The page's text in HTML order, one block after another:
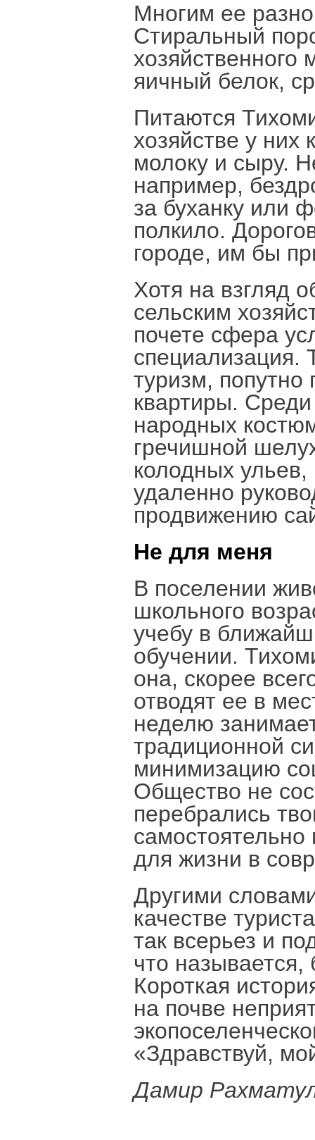
Многим ее
Стиральный
яичный белок,
Питаются
хозяйстве у них
молоку и сыру.
например,
за буханку или
полкило.
городе, им бы
Хотя на взгляд
сельским
почете сфера
специализация.
туризм, попутно
квартиры.
народных
гречишной
колодных
удаленно
продвижению
Не для меня
В поселении
школьного
учебу в
обучении.
она, скорее
отводят ее в
неделю
традиционной
минимизацию
Общество не
перебрались
для жизни в
Другими
качестве
так всерьез и
что называется,
Короткая
на почве
«Здравствуй,
Дамир